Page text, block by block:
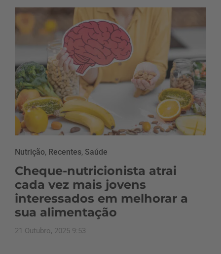
Nutrição, Recentes, Saúde
Cheque-nutricionista atrai
cada vez mais jovens
interessados em melhorar a
sua alimentação
21 Outubro, 2025 9:53